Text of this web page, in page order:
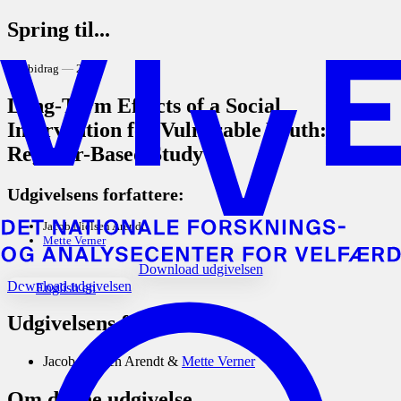
Spring til...
Englishen
Bogbidrag 2019
Long-Term Effects of a Social
Intervention for Vulnerable Youth: A
Register-Based Study
Udgivelsens forfattere:
Jacob Nielsen Arendt
Mette Verner
Download udgivelsen
Download udgivelsen
Udgivelsens forfattere
Jacob Nielsen Arendt Mette Verner